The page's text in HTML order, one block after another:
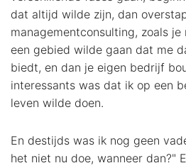
dat altijd wilde zijn, dan
managementconsulting, zoals
een gebied wilde gaan dat me
biedt, en dan je eigen bedrijf
interessants was dat ik op een
leven wilde doen.
En destijds was ik nog geen
het niet nu doe, wanneer dan?"